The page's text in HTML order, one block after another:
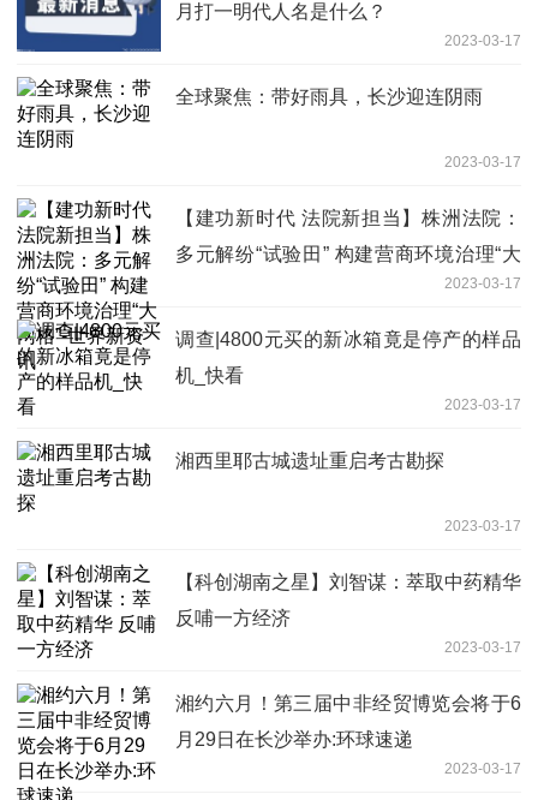
月打一明代人名是什么？
2023-03-17
全球聚焦：带好雨具，长沙迎连阴雨
2023-03-17
【建功新时代 法院新担当】株洲法院：
多元解纷“试验田” 构建营商环境治理“大
2023-03-17
调查|4800元买的新冰箱竟是停产的样品
机_快看
2023-03-17
湘西里耶古城遗址重启考古勘探
2023-03-17
【科创湖南之星】刘智谋：萃取中药精华
反哺一方经济
2023-03-17
湘约六月！第三届中非经贸博览会将于6
月29日在长沙举办:环球速递
2023-03-17